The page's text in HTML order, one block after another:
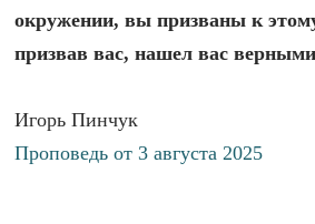
окружении, вы призваны к
призвав вас, нашел вас
Игорь Пинчук
Проповедь от 3 августа 2025